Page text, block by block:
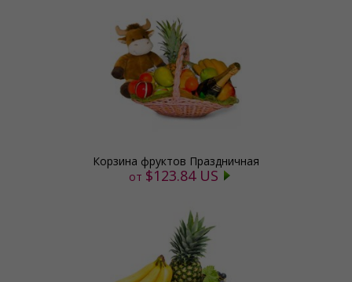
Корзина фруктов Праздничная
от $123.84 US